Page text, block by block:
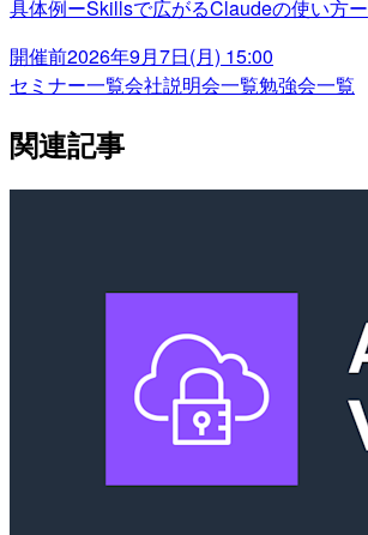
具体例ーSkillsで広がるClaudeの使い方ー
開催前2026年9月7日(月) 15:00
セミナー一覧会社説明会一覧勉強会一覧
関連記事